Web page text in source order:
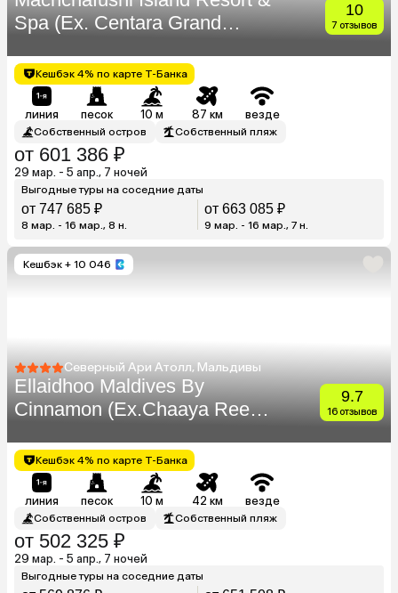
Spa (Ex. Centara Grand
Maldives)
10
7 отзывов
Кешбэк 4% по карте Т-Банка
линия песок 10 м 87 км везде
Собственный остров Собственный пляж
от 601 386 ₽
29 мар. - 5 апр., 7 ночей
Выгодные туры на соседние даты
от 747 685 ₽
8 мар. - 16 мар., 8 н.
от 663 085 ₽
9 мар. - 16 мар., 7 н.
Кешбэк + 10 046
Северный Ари Атолл, Мальдивы
Ellaidhoo Maldives By
Cinnamon (Ex.Chaaya Reef
9.7
16 отзывов
Кешбэк 4% по карте Т-Банка
линия песок 10 м 42 км везде
Собственный остров Собственный пляж
от 502 325 ₽
29 мар. - 5 апр., 7 ночей
Выгодные туры на соседние даты